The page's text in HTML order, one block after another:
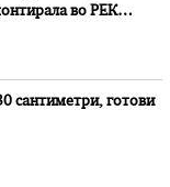
во РЕК
сантиметри, готови